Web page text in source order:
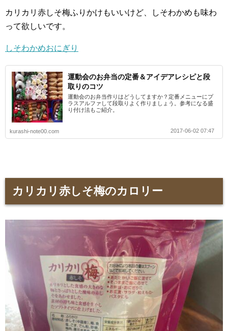
カリカリ赤しそ梅ふりかけもいいけど、しそわかめも味わ
って欲しいです。
しそわかめおにぎり
運動会のお弁当の定番＆アイデアレシピと段
取りのコツ
運動会のお弁当作りはどうしてますか？定番メニューにプ
ラスアルファして段取りよく作りましょう。参考になる盛
り付け法もご紹介。
kurashi-note00.com 2017-06-02 07:47
カリカリ赤しそ梅のカロリー